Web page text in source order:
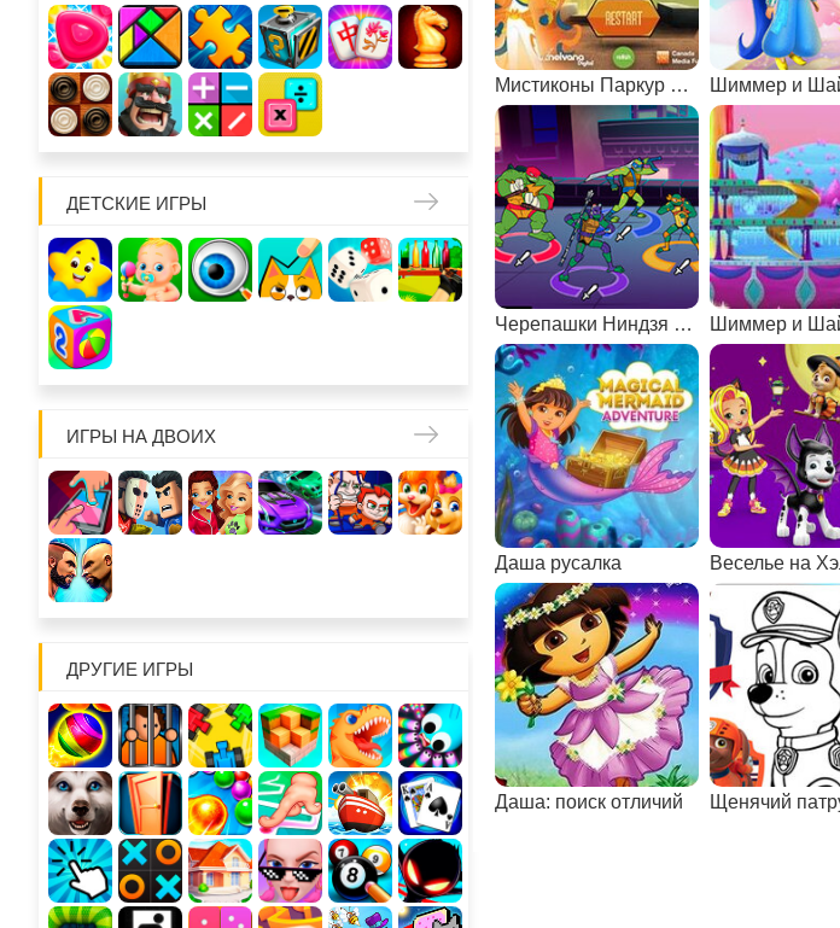
ДЕТСКИЕ ИГРЫ
ИГРЫ НА ДВОИХ
ДРУГИЕ ИГРЫ
Мистиконы Паркур Пайпер
Черепашки Ниндзя наносят двойной удар
Даша русалка
Даша: поиск отличий